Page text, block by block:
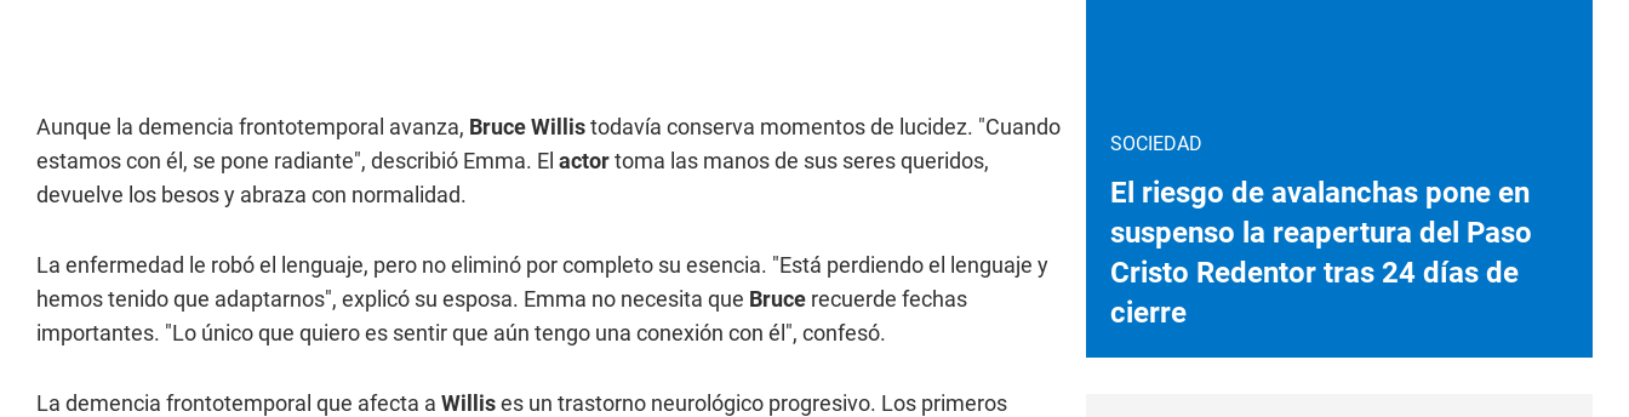
Aunque la demencia frontotemporal avanza, Bruce Willistodavía conserva momentos de lucidez. "Cuando
estamos con él, se pone radiante", describió Emma. El actortoma las manos de sus seres queridos,
devuelve los besos y abraza con normalidad.
La enfermedad le robó el lenguaje, pero no eliminó por completo su esencia. "Está perdiendo el lenguaje y
hemos tenido que adaptarnos", explicó su esposa. Emma no necesita que Bruce recuerde fechas
importantes. "Lo único que quiero es sentir que aún tengo una conexión con él", confesó.
La demencia frontotemporal que afecta a Willises un trastorno neurológico progresivo. Los primeros
SOCIEDAD
El riesgo de avalanchas pone en
suspenso la reapertura del Paso
Cristo Redentor tras 24 días de
cierre